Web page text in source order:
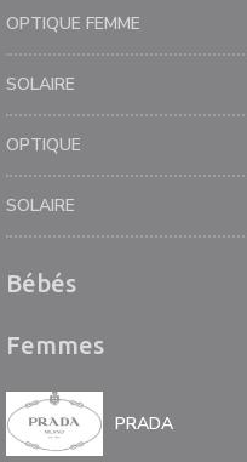
OPTIQUE FEMME
SOLAIRE
OPTIQUE
SOLAIRE
Bébés
Femmes
PRADA